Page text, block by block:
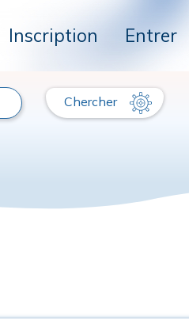
Inscription Entrer
Chercher